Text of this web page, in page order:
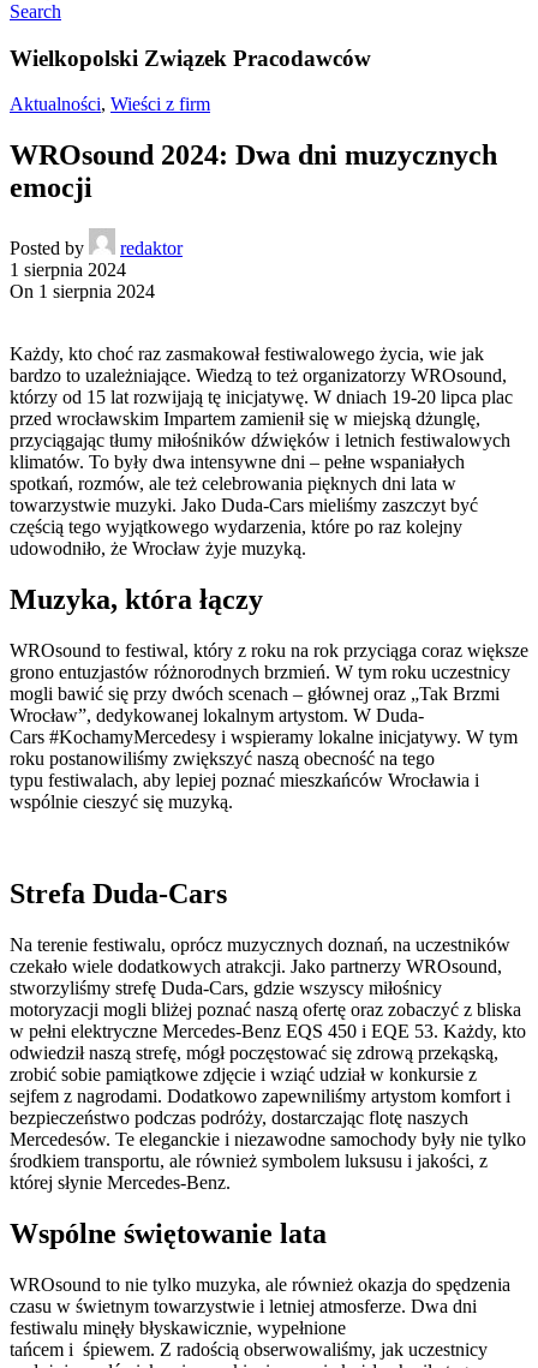
Search
Wielkopolski Związek Pracodawców
Aktualności, Wieści z firm
WROsound 2024: Dwa dni muzycznych
emocji
Posted by
redaktor
1 sierpnia 2024
On 1 sierpnia 2024
Każdy, kto choć raz zasmakował festiwalowego życia, wie jak
bardzo to uzależniające. Wiedzą to też organizatorzy WROsound,
którzy od 15 lat rozwijają tę inicjatywę. W dniach 19-20 lipca plac
przed wrocławskim Impartem zamienił się w miejską dżunglę,
przyciągając tłumy miłośników dźwięków i letnich festiwalowych
klimatów. To były dwa intensywne dni – pełne wspaniałych
spotkań, rozmów, ale też celebrowania pięknych dni lata w
towarzystwie muzyki. Jako Duda-Cars mieliśmy zaszczyt być
częścią tego wyjątkowego wydarzenia, które po raz kolejny
udowodniło, że Wrocław żyje muzyką.
Muzyka, która łączy
WROsound to festiwal, który z roku na rok przyciąga coraz większe
grono entuzjastów różnorodnych brzmień. W tym roku uczestnicy
mogli bawić się przy dwóch scenach – głównej oraz „Tak Brzmi
Wrocław”, dedykowanej lokalnym artystom. W Duda-
Cars #KochamyMercedesy i wspieramy lokalne inicjatywy. W tym
roku postanowiliśmy zwiększyć naszą obecność na tego
typu festiwalach, aby lepiej poznać mieszkańców Wrocławia i
wspólnie cieszyć się muzyką.
Strefa Duda-Cars
Na terenie festiwalu, oprócz muzycznych doznań, na uczestników
czekało wiele dodatkowych atrakcji. Jako partnerzy WROsound,
stworzyliśmy strefę Duda-Cars, gdzie wszyscy miłośnicy
motoryzacji mogli bliżej poznać naszą ofertę oraz zobaczyć z bliska
w pełni elektryczne Mercedes-Benz EQS 450 i EQE 53. Każdy, kto
odwiedził naszą strefę, mógł poczęstować się zdrową przekąską,
zrobić sobie pamiątkowe zdjęcie i wziąć udział w konkursie z
sejfem z nagrodami. Dodatkowo zapewniliśmy artystom komfort i
bezpieczeństwo podczas podróży, dostarczając flotę naszych
Mercedesów. Te eleganckie i niezawodne samochody były nie tylko
środkiem transportu, ale również symbolem luksusu i jakości, z
której słynie Mercedes-Benz.
Wspólne świętowanie lata
WROsound to nie tylko muzyka, ale również okazja do spędzenia
czasu w świetnym towarzystwie i letniej atmosferze. Dwa dni
festiwalu minęły błyskawicznie, wypełnione
tańcem i śpiewem. Z radością obserwowaliśmy, jak uczestnicy